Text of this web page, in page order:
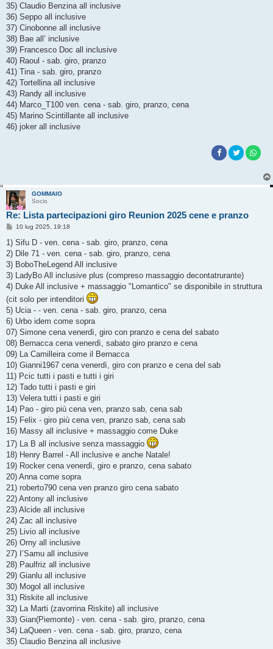
35) Claudio Benzina all inclusive
36) Seppo all inclusive
37) Cinobonne all inclusive
38) Bae all’ inclusive
39) Francesco Doc all inclusive
40) Raoul - sab. giro, pranzo
41) Tina - sab. giro, pranzo
42) Tortellina all inclusive
43) Randy all inclusive
44) Marco_T100 ven. cena - sab. giro, pranzo, cena
45) Marino Scintillante all inclusive
46) joker all inclusive
GOMMAIO
Socio
Re: Lista partecipazioni giro Reunion 2025 cene e pranzo
M
s
a
g
o
10 lug 2025, 19:18
1) Sifu D - ven. cena - sab. giro, pranzo, cena
2) Dile 71 - ven. cena - sab. giro, pranzo, cena
3) BoboTheLegend All inclusive
3) LadyBo All inclusive plus (compreso massaggio decontatrurante)
4) Duke All inclusive + massaggio "Lomantico" se disponibile in struttura
(cit solo per intenditori
5) Ucia - - ven. cena - sab. giro, pranzo, cena
6) Urbo idem come sopra
07) Simone cena venerdì, giro con pranzo e cena del sabato
08) Bernacca cena venerdì, sabato giro pranzo e cena
09) La Camilleira come il Bernacca
10) Gianni1967 cena venerdì, giro con pranzo e cena del sab
11) Pcic tutti i pasti e tutti i giri
12) Tado tutti i pasti e giri
13) Velera tutti i pasti e giri
14) Pao - giro più cena ven, pranzo sab, cena sab
15) Felix - giro più cena ven, pranzo sab, cena sab
16) Massy all inclusive + massaggio come Duke
17) La B all inclusive senza massaggio
18) Henry Barrel - All inclusive e anche Natale!
19) Rocker cena venerdì, giro e pranzo, cena sabato
20) Anna come sopra
21) roberto790 cena ven pranzo giro cena sabato
22) Antony all inclusive
23) Alcide all inclusive
24) Zac all inclusive
25) Livio all inclusive
26) Orny all inclusive
27) I’Samu all inclusive
28) Paulfriz all inclusive
29) Gianlu all inclusive
30) Mogol all inclusive
31) Riskite all inclusive
32) La Marti (zavorrina Riskite) all inclusive
33) Gian(Piemonte) - ven. cena - sab. giro, pranzo, cena
34) LaQueen - ven. cena - sab. giro, pranzo, cena
35) Claudio Benzina all inclusive